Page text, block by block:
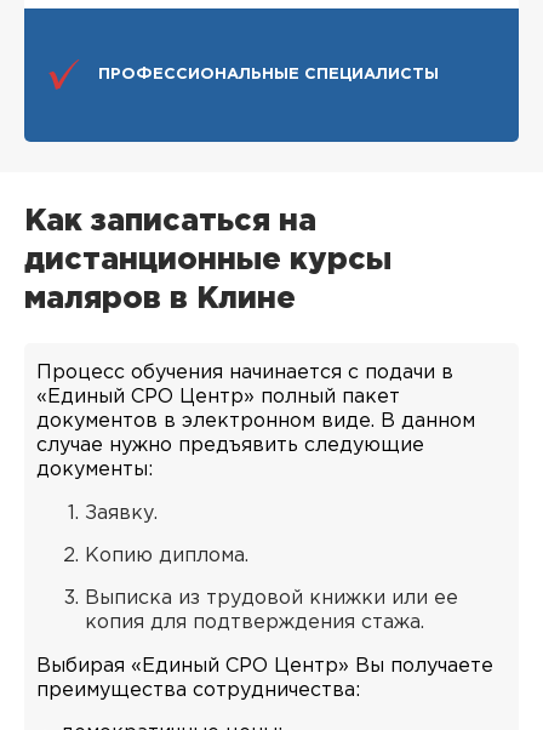
ПРОФЕССИОНАЛЬНЫЕ СПЕЦИАЛИСТЫ
Как записаться на
дистанционные курсы
маляров в Клине
Процесс обучения начинается с подачи в
«Единый СРО Центр» полный пакет
документов в электронном виде. В данном
случае нужно предъявить следующие
документы:
Заявку.
Копию диплома.
Выписка из трудовой книжки или ее
копия для подтверждения стажа.
Выбирая «Единый СРО Центр» Вы получаете
преимущества сотрудничества: